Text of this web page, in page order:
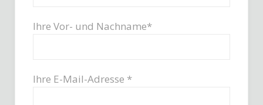
Ihre Vor- und Nachname*
Ihre E-Mail-Adresse *